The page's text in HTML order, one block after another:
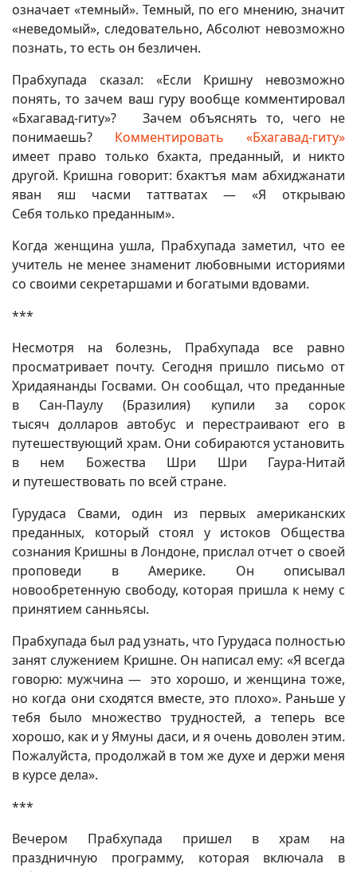
означает «темный». Темный, по его мнению, значит
«неведомый», следовательно, Абсолют невозможно
познать, то есть он безличен.
Прабхупада сказал: «Если Кришну невозможно
понять, то зачем ваш гуру вообще комментировал
«Бхагавад-гиту»? Зачем объяснять то, чего не
понимаешь? Комментировать «Бхагавад-гиту»
имеет право только бхакта, преданный, и никто
другой. Кришна говорит: бхактъя мам абхиджанати
яван яш часми таттватах — «Я открываю
Себя только преданным».
Когда женщина ушла, Прабхупада заметил, что ее
учитель не менее знаменит любовными историями
со своими секретаршами и богатыми вдовами.
***
Несмотря на болезнь, Прабхупада все равно
просматривает почту. Сегодня пришло письмо от
Хридаянанды Госвами. Он сообщал, что преданные
в Сан-Паулу (Бразилия) купили за сорок
тысяч долларов автобус и перестраивают его в
путешествующий храм. Они собираются установить
в нем Божества Шри Шри Гаура-Нитай
и путешествовать по всей стране.
Гурудаса Свами, один из первых американских
преданных, который стоял у истоков Общества
сознания Кришны в Лондоне, прислал отчет о своей
проповеди в Америке. Он описывал
новообретенную свободу, которая пришла к нему с
принятием санньясы.
Прабхупада был рад узнать, что Гурудаса полностью
занят служением Кришне. Он написал ему: «Я всегда
говорю: мужчина — это хорошо, и женщина тоже,
но когда они сходятся вместе, это плохо». Раньше у
тебя было множество трудностей, а теперь все
хорошо, как и у Ямуны даси, и я очень доволен этим.
Пожалуйста, продолжай в том же духе и держи меня
в курсе дела».
***
Вечером Прабхупада пришел в храм на
праздничную программу, которая включала в